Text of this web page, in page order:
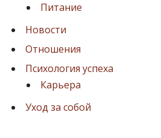
Питание
Новости
Отношения
Психология успеха
Карьера
Уход за собой